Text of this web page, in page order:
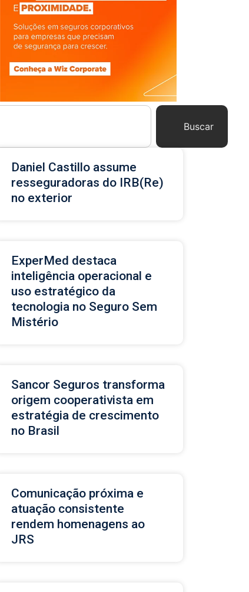
Buscar
Daniel Castillo assume
resseguradoras do IRB(Re)
no exterior
ExperMed destaca
inteligência operacional e
uso estratégico da
tecnologia no Seguro Sem
Mistério
Sancor Seguros transforma
origem cooperativista em
estratégia de crescimento
no Brasil
Comunicação próxima e
atuação consistente
rendem homenagens ao
JRS